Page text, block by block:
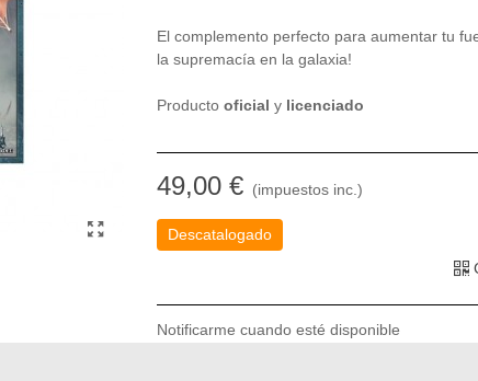
El complemento perfecto para aumentar tu
la supremacía en la galaxia!
Producto oficial y licenciado
49,00 € (impuestos inc.)
Descatalogado
Notificarme cuando esté disponible